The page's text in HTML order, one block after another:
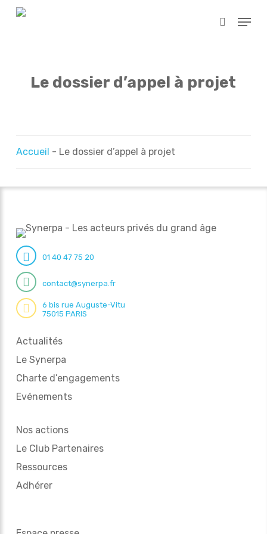
Skip
search
Menu
Le dossier d’appel à projet
Accueil - Le dossier d’appel à projet
01 40 47 75 20
contact@synerpa.fr
6 bis rue Auguste-Vitu
75015 PARIS
Actualités
Le Synerpa
Charte d’engagements
Evénements
Nos actions
Le Club Partenaires
Ressources
Adhérer